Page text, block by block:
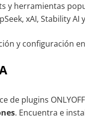
y herramientas
xAI, Stability AI
y configuración en
de plugins
. Encuentra e